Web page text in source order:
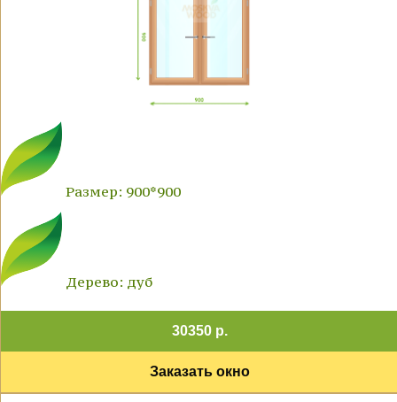
Размер: 900*900
Дерево: дуб
30350 р.
Заказать окно